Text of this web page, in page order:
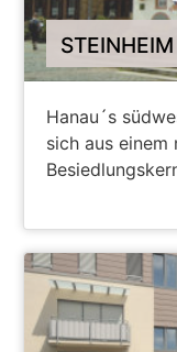
STEINHEIM
Hanau´s
sich aus